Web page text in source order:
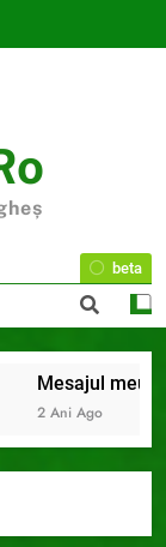
beta
Mesajul meu
2 Ani Ago